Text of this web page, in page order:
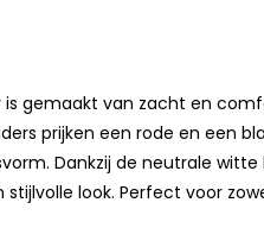
gemaakt van zacht en
prijken een rode en een
Dankzij de neutrale
look. Perfect voor